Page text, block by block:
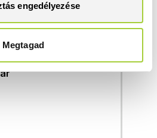
engedélyezése
Megtagad
Profilszín
fekete
Bruttó ár